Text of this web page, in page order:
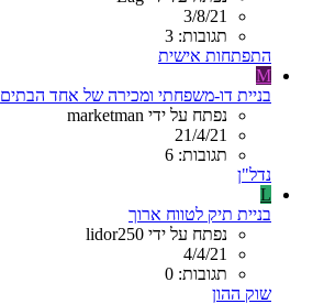
3/8/21
תגובות: 3
התפתחות אישית
M
בניית דו-משפחתי ומכירה של אחד הבתים
נפתח על ידי marketman
21/4/21
תגובות: 6
נדל"ן
L
בניית תיק לטווח ארוך
נפתח על ידי lidor250
4/4/21
תגובות: 0
שוק ההון